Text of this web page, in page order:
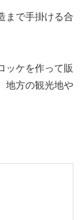
まで手掛ける合
ッケを作って販
地方の観光地や